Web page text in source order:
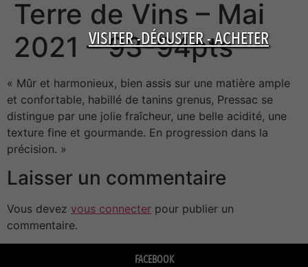
VISITER -DÉGUSTER - ACHETER
Terre de Vins – Mai
2021 – 93-94pts
« Mûr et harmonieux, bien assis sur une matière ample
et confortable, habillé de tanins grenus, Pressac se
distingue par une jolie fraîcheur, une belle acidité, une
texture fine et gourmande. En progression dans la
précision. »
Laisser un commentaire
Vous devez vous connecter pour publier un
commentaire.
FACEBOOK